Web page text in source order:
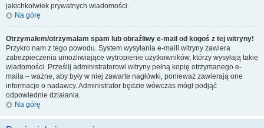
jakichkolwiek prywatnych wiadomości.
Na górę
Otrzymałem/otrzymałam spam lub obraźliwy e-mail od kogoś z tej witryny!
Przykro nam z tego powodu. System wysyłania e-maili witryny zawiera
zabezpieczenia umożliwiające wytropienie użytkowników, którzy wysyłają takie
wiadomości. Prześlij administratorowi witryny pełną kopię otrzymanego e-
maila – ważne, aby były w niej zawarte nagłówki, ponieważ zawierają one
informacje o nadawcy. Administrator będzie wówczas mógł podjąć
odpowiednie działania.
Na górę